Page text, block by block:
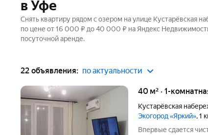
в Уфе
Снять квартиру рядом с озером на улице Кустарёвская
по цене от 16 000 ₽ до 40 000 ₽ на Яндекс
посуточной аренде.
22 объявления: по актуальности
40 м² · 1-
Кустарёвская
Экогород «Яркий», 1
Впервые сдается